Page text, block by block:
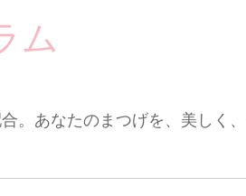
ム
。あなたのまつげを、美しく